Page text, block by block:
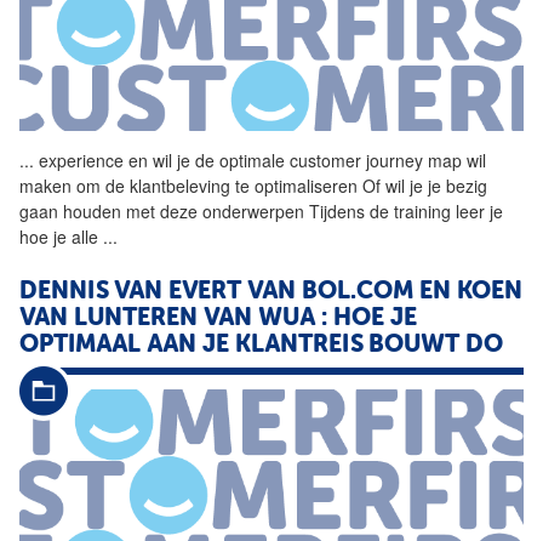
... experience en wil je de optimale customer journey map wil
maken om de klantbeleving te optimaliseren Of wil je je bezig
gaan houden met deze onderwerpen Tijdens de training leer je
hoe je alle ...
DENNIS VAN EVERT VAN BOL.COM EN KOEN
VAN LUNTEREN VAN WUA : HOE JE
OPTIMAAL AAN JE KLANTREISBOUWT DO